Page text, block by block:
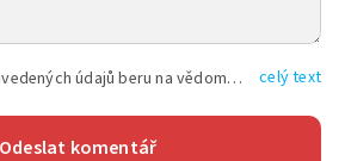
Vyplněním shora uvedených údajů beru na vědomí, že společnost TEXT FACTORY s.r.o., sídlem Brno, Durďákova 336/29, Černá Pole, PSČ: 613 00, IČ: 06157831, zapsané u Krajského soudu v Brně, oddíl C, vložka 100399, bude zpracovávat mé osobní údaje uvedené v rámci mnou vyplněného registračního formuláře na základě oprávněných zájmů TEXT FACTORY s.r.o. dle čl. 6 odst. 1 písm. f) GDPR a pro splnění právních povinností (čl. 6 odst. 1 písm. c) GDPR), a to pro tyto účely: nezbytnost zajistit oprávnění návštěvníka webových stránek provozovaných společností TEXT FACTORY s.r.o. přispívat aktivně ke zveřejněným článkům nebo v rámci diskusních fór a výkon práv TEXT FACTORY s.r.o. jako administrátora těchto diskusních fór. Více informací o zpracování osobních údajů a právech lze nalézt v celý text